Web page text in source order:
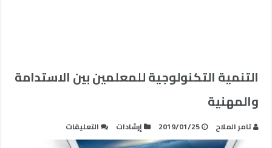
التنمية التكنولوجية للمعلمين بين الاستدامة
والمهنية
تامر الملاح 2019/01/25 إرشادات التعليقات
التنمية